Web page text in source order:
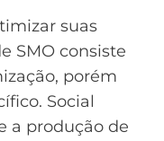
suas
SMO consiste
porém
Social
a produção de